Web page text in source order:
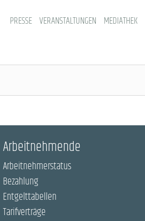
PRESSE VERANSTALTUNGEN MEDIATHEK
Arbeitnehmende
Arbeitnehmerstatus
Bezahlung
Entgelttabellen
Tarifverträge